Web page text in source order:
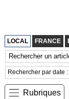
de
la
Loire
TvLocale
France
LOCAL FRANCE
Rechercher par date :
Rubriques